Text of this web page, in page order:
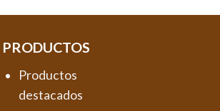
PRODUCTOS
Productos
destacados